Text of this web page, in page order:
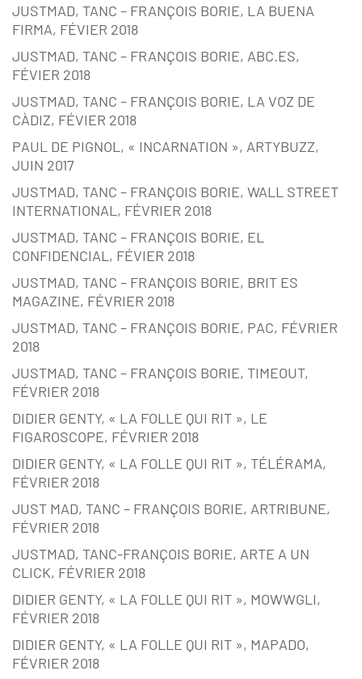
JUSTMAD, TANC – FRANÇOIS BORIE, LA BUENA
FIRMA, FÉVIER 2018
JUSTMAD, TANC – FRANÇOIS BORIE, ABC.ES,
FÉVIER 2018
JUSTMAD, TANC – FRANÇOIS BORIE, LA VOZ DE
CÀDIZ, FÉVIER 2018
PAUL DE PIGNOL, « INCARNATION », ARTYBUZZ,
JUIN 2017
JUSTMAD, TANC – FRANÇOIS BORIE, WALL STREET
INTERNATIONAL, FÉVRIER 2018
JUSTMAD, TANC – FRANÇOIS BORIE, EL
CONFIDENCIAL, FÉVIER 2018
JUSTMAD, TANC – FRANÇOIS BORIE, BRIT ES
MAGAZINE, FÉVRIER 2018
JUSTMAD, TANC – FRANÇOIS BORIE, PAC, FÉVRIER
2018
JUSTMAD, TANC – FRANÇOIS BORIE, TIMEOUT,
FÉVRIER 2018
DIDIER GENTY, « LA FOLLE QUI RIT », LE
FIGAROSCOPE, FÉVRIER 2018
DIDIER GENTY, « LA FOLLE QUI RIT », TÉLÉRAMA,
FÉVRIER 2018
JUST MAD, TANC – FRANÇOIS BORIE, ARTRIBUNE,
FÉVRIER 2018
JUSTMAD, TANC-FRANÇOIS BORIE, ARTE A UN
CLICK, FÉVRIER 2018
DIDIER GENTY, « LA FOLLE QUI RIT », MOWWGLI,
FÉVRIER 2018
DIDIER GENTY, « LA FOLLE QUI RIT », MAPADO,
FÉVRIER 2018